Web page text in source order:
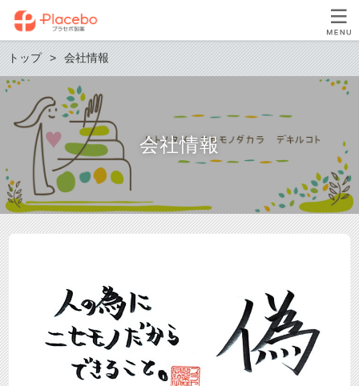
トップ 会社情報
会社情報